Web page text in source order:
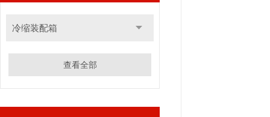
冷缩装配箱
查看全部